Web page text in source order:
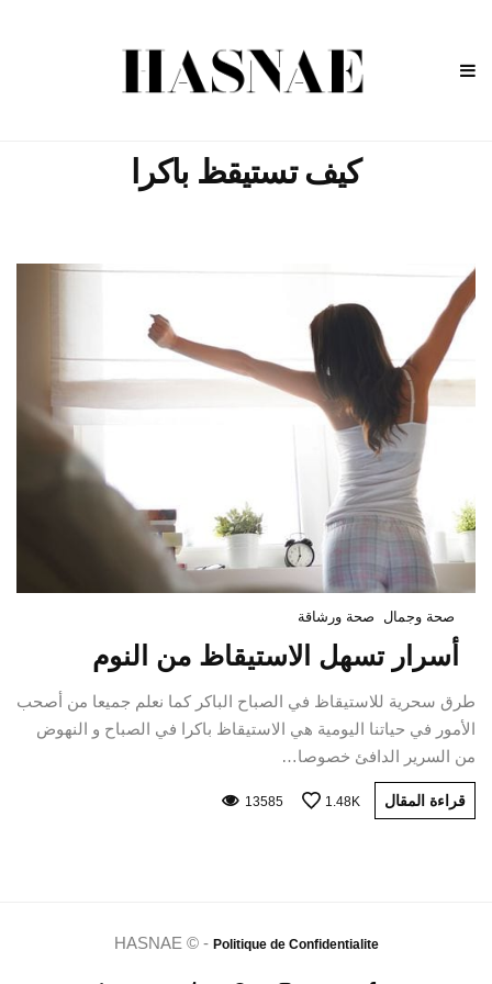
كيف تستيقظ باكرا
صحة وجمال صحة ورشاقة
أسرار تسهل الاستيقاظ من النوم
طرق سحرية للاستيقاظ في الصباح الباكر كما نعلم جميعا من أصحب
الأمور في حياتنا اليومية هي الاستيقاظ باكرا في الصباح و النهوض
من السرير الدافئ خصوصا…
قراءة المقال 1.48K
13585
HASNAE © - Politique de Confidentialite